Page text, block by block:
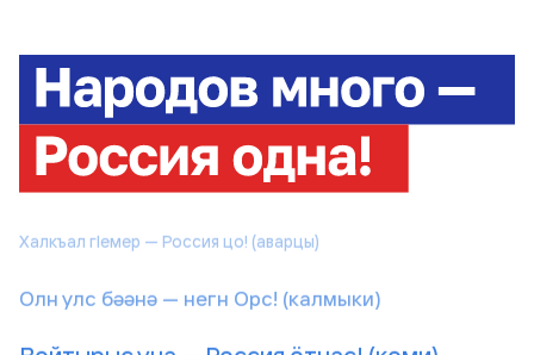
Калыкъёс трос — Россия одӥг! (удмурты)
Калык-влак шуко — Россий икте! (марийцы)
Халкъал гIемер — Россия цо! (аварцы)